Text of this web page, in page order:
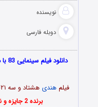
نویسنده
دوبله فارسی
فیلم هندی هشتاد و سه
برنده 2 جایزه و نامزد دریافت 14 جایزه دیگر